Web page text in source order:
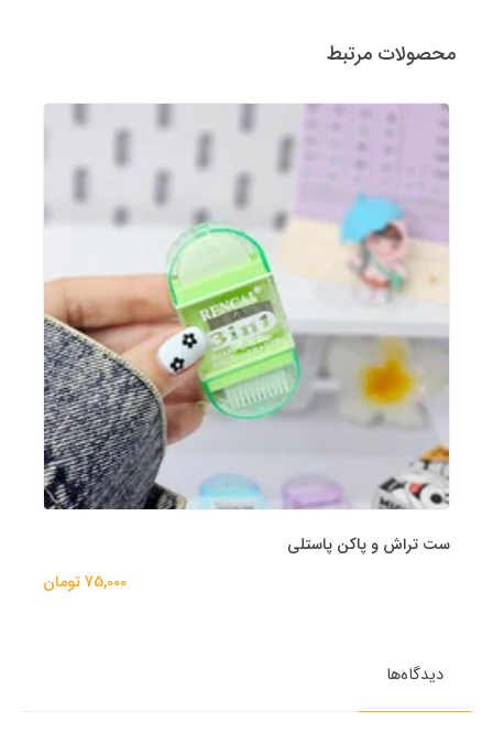
محصولات مرتبط
ست تراش و پاکن پاستلی
75,000 تومان
دیدگاه‌ها